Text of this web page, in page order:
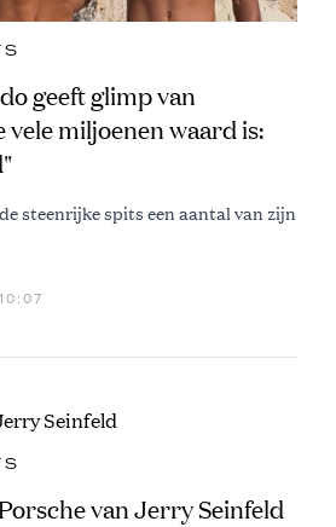
geeft glimp van
vele miljoenen waard is:
steenrijke spits een aantal van zijn
van Jerry Seinfeld